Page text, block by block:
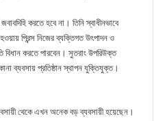
করতে হবে না। তিনি স্বাধীনভাবে
প্রিন্স নিজের ব্যক্তিগত উৎপাদন ও
বিধান করতে পারবেন। সুতরাং উপরিউক্ত
ব্যবসায় প্রতিষ্ঠান স্থাপন যুক্তিযুক্ত।
থেকে এখন অনেক বড় ব্যবসায়ী হয়েছেন।